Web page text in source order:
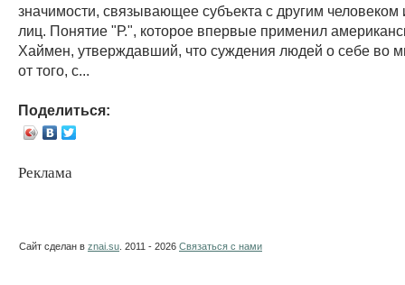
значимости, связывающее субъекта с другим человеком
лиц. Понятие "Р.", которое впервые применил
Хаймен, утверждавший, что суждения людей о себе во
от того, с...
Поделиться:
Реклама
Сайт сделан в znai.su . 2011 - 2026 Связаться с нами